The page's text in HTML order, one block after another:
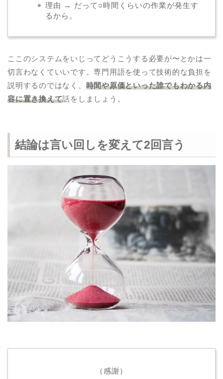
理由 → だって○時間くらいの作業が発生す
るから。
ここのシステムをいじってどうこうする必要が〜とかは一
切言わなくていいです。専門用語を使って技術的な負担を
説明するのではなく、 時間や原価といった誰でもわかる内
容に置き換えて話をしましょう。
結論は言い回しを変えて2回言う
（感謝）